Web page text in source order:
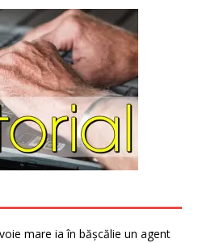
mare ia în bășcălie un agent